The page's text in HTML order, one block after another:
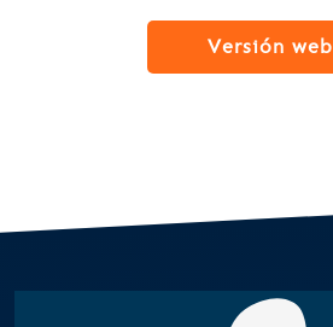
Versión web